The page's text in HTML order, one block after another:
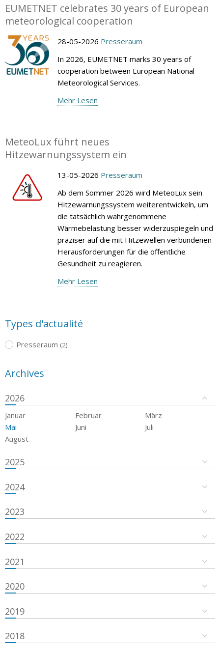
EUMETNET celebrates 30 years of European
meteorological cooperation
28-05-2026 Presseraum
In 2026, EUMETNET marks 30 years of
cooperation between European National
Meteorological Services.
Mehr Lesen
MeteoLux führt neues
Hitzewarnungssystem ein
13-05-2026 Presseraum
Ab dem Sommer 2026 wird MeteoLux sein
Hitzewarnungssystem weiterentwickeln, um
die tatsächlich wahrgenommene
Wärmebelastung besser widerzuspiegeln und
präziser auf die mit Hitzewellen verbundenen
Herausforderungen für die öffentliche
Gesundheit zu reagieren.
Mehr Lesen
Types d'actualité
Presseraum (2)
Archives
2026
Januar Februar
März
Mai
Juni
Juli
August
2025
2024
2023
2022
2021
2020
2019
2018